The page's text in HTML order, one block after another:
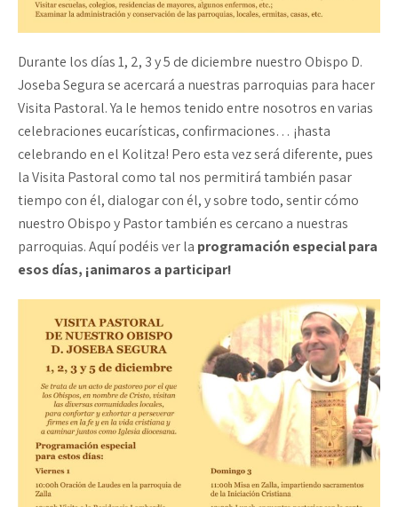
Durante los días 1, 2, 3 y 5 de diciembre nuestro Obispo D.
Joseba Segura se acercará a nuestras parroquias para hacer
Visita Pastoral. Ya le hemos tenido entre nosotros en varias
celebraciones eucarísticas, confirmaciones… ¡hasta
celebrando en el Kolitza! Pero esta vez será diferente, pues
la Visita Pastoral como tal nos permitirá también pasar
tiempo con él, dialogar con él, y sobre todo, sentir cómo
nuestro Obispo y Pastor también es cercano a nuestras
parroquias. Aquí podéis ver la programación especial para
esos días, ¡animaros a participar!